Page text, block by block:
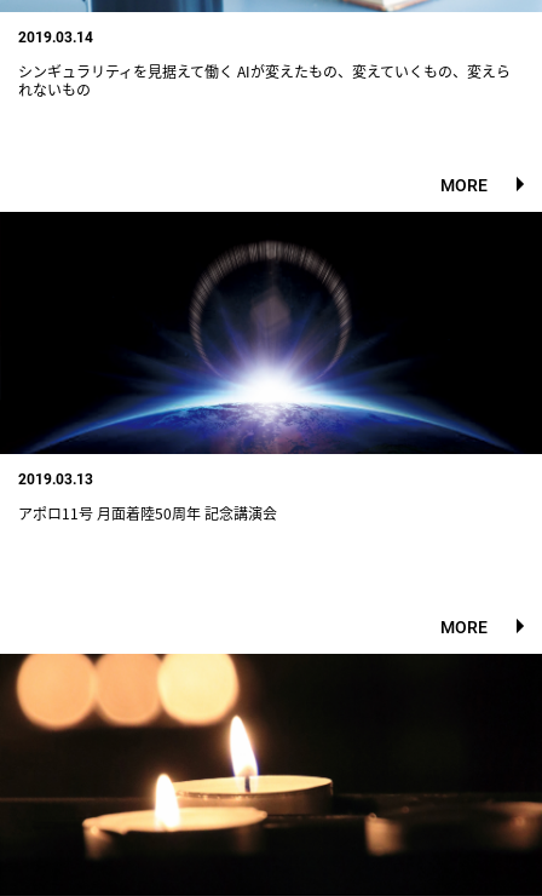
2019.03.14
シンギュラリティを見据えて働く AIが変えたもの、変えていくもの、変えら
れないもの
MORE
2019.03.13
アポロ11号 月面着陸50周年 記念講演会
MORE